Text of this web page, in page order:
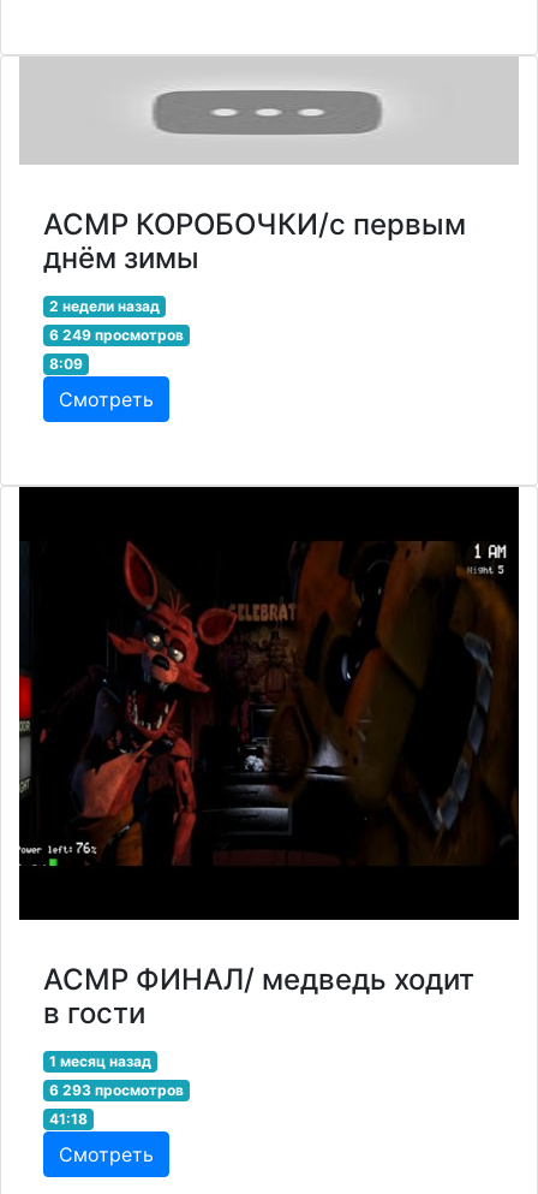
АСМР КОРОБОЧКИ/с первым
днём зимы
2 недели назад
6 249 просмотров
8:09
Смотреть
АСМР ФИНАЛ/ медведь ходит
в гости
1 месяц назад
6 293 просмотров
41:18
Смотреть